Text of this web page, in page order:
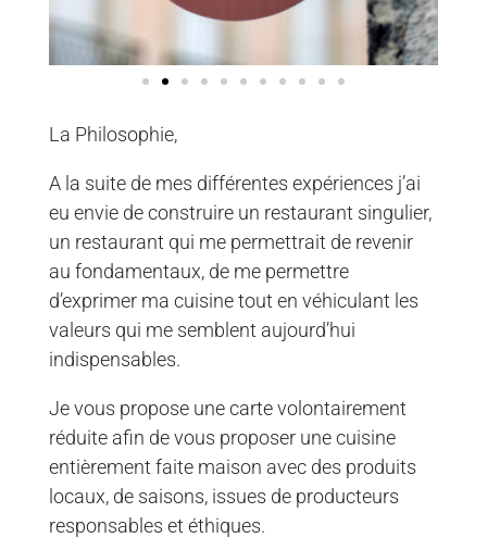
La Philosophie,
A la suite de mes différentes expériences j’ai
eu envie de construire un restaurant singulier,
un restaurant qui me permettrait de revenir
au fondamentaux, de me permettre
d’exprimer ma cuisine tout en véhiculant les
valeurs qui me semblent aujourd’hui
indispensables.
Je vous propose une carte volontairement
réduite afin de vous proposer une cuisine
entièrement faite maison avec des produits
locaux, de saisons, issues de producteurs
responsables et éthiques.